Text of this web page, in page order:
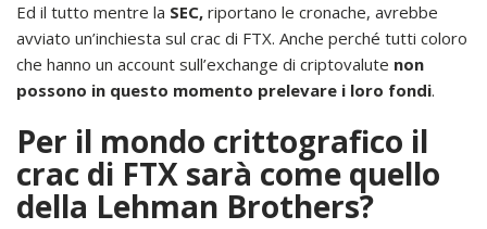
Ed il tutto mentre la SEC, riportano le cronache, avrebbe
avviato un’inchiesta sul crac di FTX. Anche perché tutti coloro
che hanno un account sull’exchange di criptovalute non
possono in questo momento prelevare i loro fondi.
Per il mondo crittografico il
crac di FTX sarà come quello
della Lehman Brothers?